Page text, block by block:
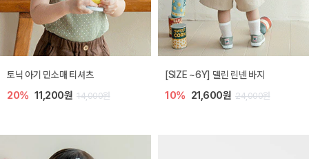
토닉 아기 민소매 티셔츠
20% 11,200원 14,000원
[SIZE ~6Y] 델린 린넨 바지
10% 21,600원 24,000원